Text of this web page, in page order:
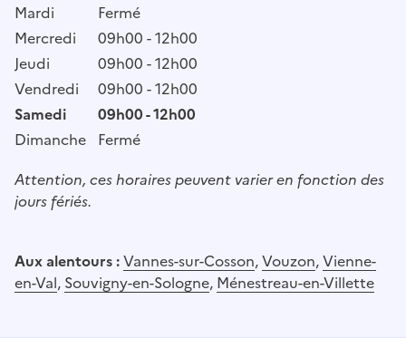
Mardi
Fermé
Mercredi
09h00 - 12h00
Jeudi
09h00 - 12h00
Vendredi
09h00 - 12h00
Samedi
09h00 - 12h00
Dimanche Fermé
Attention, ces horaires peuvent varier en fonction des
jours fériés.
Aux alentours :Vannes-sur-Cosson,Vouzon,Vienne-
en-Val, Souvigny-en-Sologne, Ménestreau-en-Villette